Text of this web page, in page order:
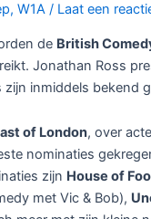
,W1A / Laat een
de British
Jonathan Ross
zijn inmiddels bekend
of London, over
nominaties
zijn House of
met Vic & Bob),